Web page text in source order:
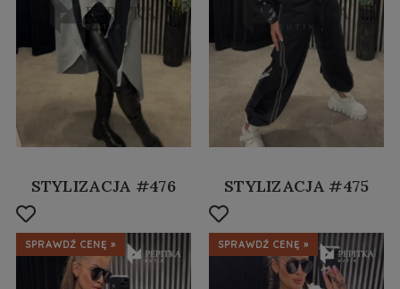
STYLIZACJA #476
SPRAWDŹ CENĘ »
STYLIZACJA #475
SPRAWDŹ CENĘ »